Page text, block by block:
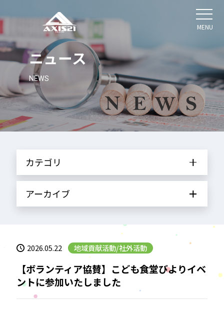
MENU
ニュース
NEWS
カテゴリ
アーカイブ
2026.05.22 地域貢献活動/社外活動
【ボランティア協賛】こども食堂びよりイベ
ントに参加いたしました